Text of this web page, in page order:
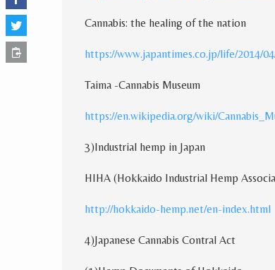
Cannabis: the healing of the nation
https://www.japantimes.co.jp/life/2014/
Taima -Cannabis Museum
https://en.wikipedia.org/wiki/
3)Industrial hemp in Japan
HIHA (Hokkaido Industrial Hemp
http://hokkaido-hemp.net/en-index.html
4)Japanese Cannabis Contral Act